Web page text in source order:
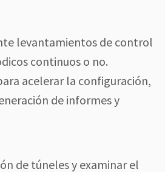
levantamientos de control
continuos o no.
acelerar la configuración,
de informes y
de túneles y examinar el